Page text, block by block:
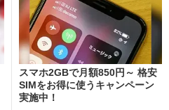
スマホ2GBで月額850円～ 格安
SIMをお得に使うキャンペーン
実施中！